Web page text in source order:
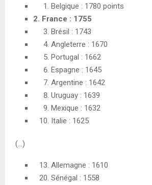
Belgique : 1780 points
2. France : 1755
Brésil : 1743
Angleterre : 1670
Portugal : 1662
Espagne : 1645
Argentine : 1642
Uruguay : 1639
Mexique : 1632
Italie : 1625
(…)
Allemagne : 1610
Sénégal : 1558